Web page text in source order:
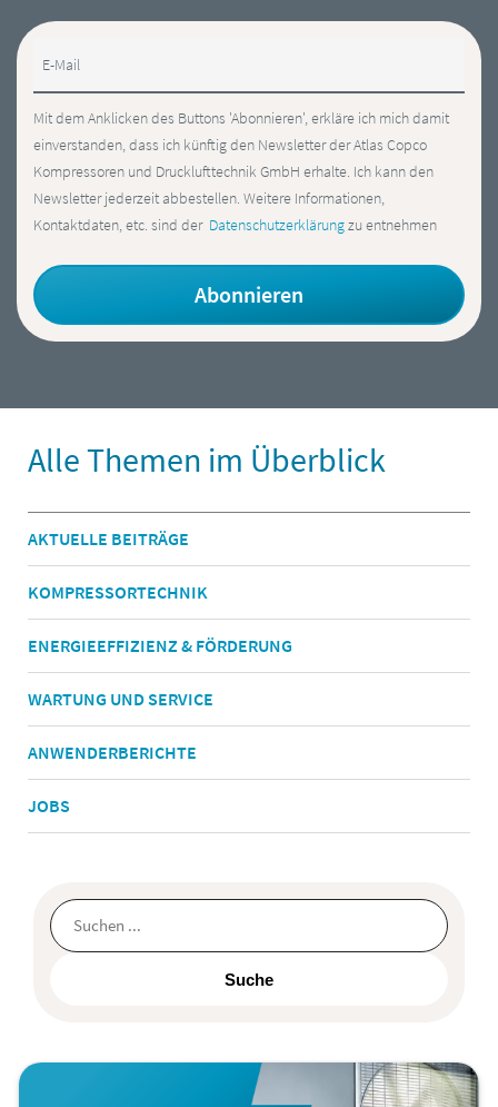
E-Mail
Mit dem Anklicken des Buttons 'Abonnieren', erkläre ich mich damit
einverstanden, dass ich künftig den Newsletter der Atlas Copco
Kompressoren und Drucklufttechnik GmbH erhalte. Ich kann den
Newsletter jederzeit abbestellen. Weitere Informationen,
Kontaktdaten, etc. sind der Datenschutzerklärungzu entnehmen
Alle Themen im Überblick
AKTUELLE BEITRÄGE
KOMPRESSORTECHNIK
ENERGIEEFFIZIENZ & FÖRDERUNG
WARTUNG UND SERVICE
ANWENDERBERICHTE
JOBS
Dies ist ein Suchfeld mit einer automatischen Vorschlagsfunktion.
Suche